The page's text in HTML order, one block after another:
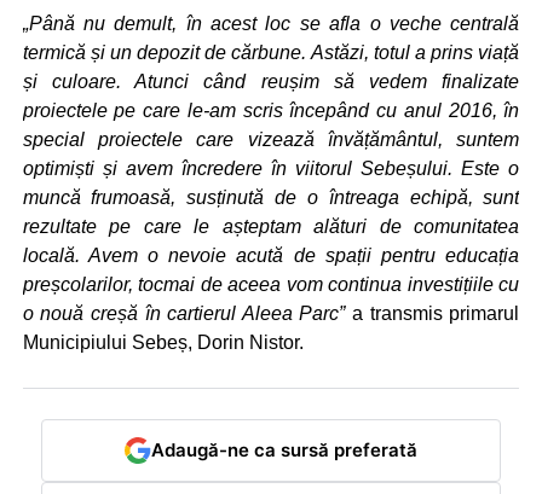
„Până nu demult, în acest loc se afla o veche centrală
termică și un depozit de cărbune. Astăzi, totul a prins viață
și culoare. Atunci când reușim să vedem finalizate
proiectele pe care le-am scris începând cu anul 2016, în
special proiectele care vizează învățământul, suntem
optimiști și avem încredere în viitorul Sebeșului. Este o
muncă frumoasă, susținută de o întreaga echipă, sunt
rezultate pe care le așteptam alături de comunitatea
locală. Avem o nevoie acută de spații pentru educația
preșcolarilor, tocmai de aceea vom continua investițiile cu
o nouă creșă în cartierul Aleea Parc”a transmis primarul
Municipiului Sebeș, Dorin Nistor.
Adaugă-ne ca sursă preferată